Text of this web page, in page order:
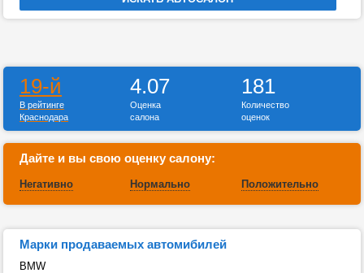
19-й
В рейтинге
Краснодара
4.07
Оценка
салона
181
Количество
оценок
Дайте и вы свою оценку салону:
Негативно Нормально Положительно
Марки продаваемых автомибилей
BMW